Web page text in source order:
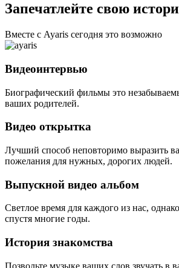
Запечатлейте свою
Вместе с Ayaris сегодня это возможно
Видеоинтервью
Биографический фильмы это
ваших родителей.
Видео открытка
Лучший способ неповторимо выразить
пожелания для нужных, дорогих людей.
Выпускной видео альбом
Светлое время для каждого из нас,
спустя многие годы.
История знакомства
Позвольте музыке ваших слов звучать в